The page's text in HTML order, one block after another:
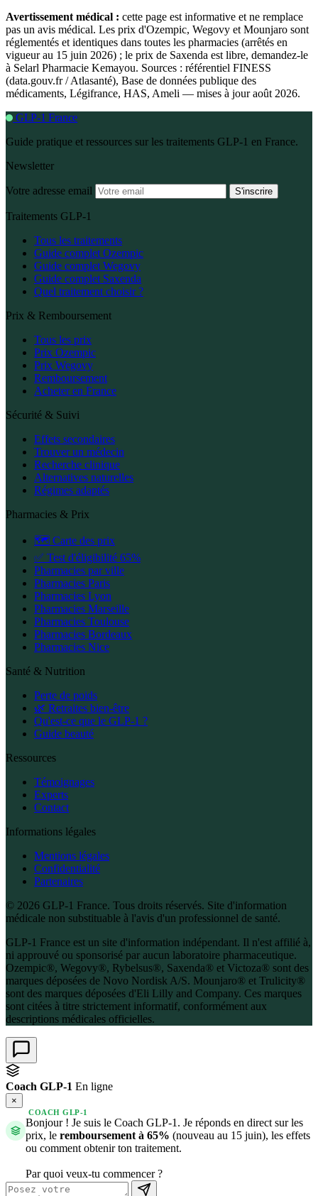
Avertissement médical : cette page est informative et ne remplace
pas un avis médical. Les prix d'Ozempic, Wegovy et Mounjaro sont
réglementés et identiques dans toutes les pharmacies (arrêtés en
vigueur au 15 juin 2026) ; le prix de Saxenda est libre, demandez-le
à Selarl Pharmacie Kemayou. Sources : référentiel FINESS
(data.gouv.fr / Atlasanté), Base de données publique des
médicaments, Légifrance, HAS, Ameli — mises à jour août 2026.
GLP-1 France
Guide pratique et ressources sur les traitements GLP-1 en France.
Newsletter
Votre adresse email S'inscrire
Traitements GLP-1
Tous les traitements
Guide complet Ozempic
Guide complet Wegovy
Guide complet Saxenda
Quel traitement choisir ?
Prix & Remboursement
Tous les prix
Prix Ozempic
Prix Wegovy
Remboursement
Acheter en France
Sécurité & Suivi
Effets secondaires
Trouver un médecin
Recherche clinique
Alternatives naturelles
Régimes adaptés
Pharmacies & Prix
🗺️ Carte des prix
✅ Test d'éligibilité 65%
Pharmacies par ville
Pharmacies Paris
Pharmacies Lyon
Pharmacies Marseille
Pharmacies Toulouse
Pharmacies Bordeaux
Pharmacies Nice
Santé & Nutrition
Perte de poids
🌿 Retraites bien-être
Qu'est-ce que le GLP-1 ?
Guide beauté
Ressources
Témoignages
Experts
Contact
Informations légales
Mentions légales
Confidentialité
Partenaires
© 2026 GLP-1 France. Tous droits réservés. Site d'information
médicale non substituable à l'avis d'un professionnel de santé.
GLP-1 France est un site d'information indépendant. Il n'est affilié à,
ni approuvé ou sponsorisé par aucun laboratoire pharmaceutique.
Ozempic®, Wegovy®, Rybelsus®, Saxenda® et Victoza® sont des
marques déposées de Novo Nordisk A/S. Mounjaro® et Trulicity®
sont des marques déposées d'Eli Lilly and Company. Ces marques
sont citées à titre strictement informatif, conformément aux
descriptions médicales officielles.
Coach GLP-1 En ligne
×
COACH GLP-1
Bonjour ! Je suis le Coach GLP-1. Je réponds en direct sur les
prix, le remboursement à 65% (nouveau au 15 juin), les effets
ou comment obtenir ton traitement.
Par quoi veux-tu commencer ?